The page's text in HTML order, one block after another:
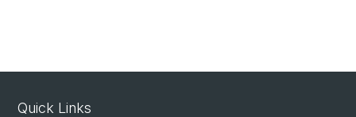
Quick Links